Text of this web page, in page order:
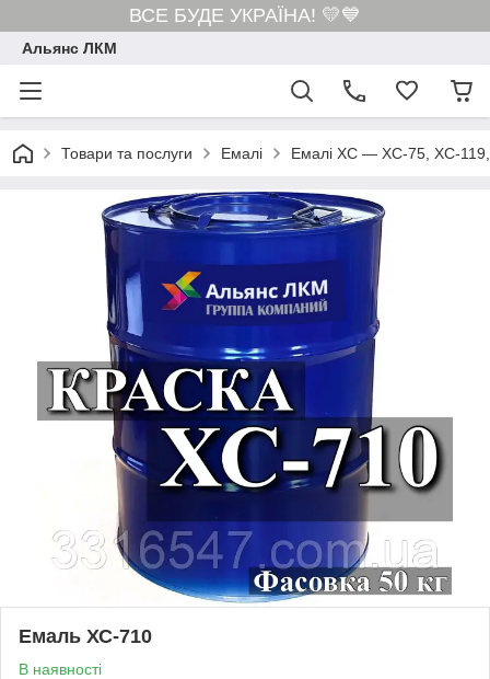
ВСЕ БУДЕ УКРАЇНА! 💛💙
Альянс ЛКМ
Товари та послуги Емалі Емалі ХС — ХС-75, ХС-
Емаль ХС-710
В наявності